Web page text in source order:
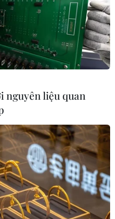
sách
mô,
trước
sở Ninh
nối dài"
nguyên liệu quan